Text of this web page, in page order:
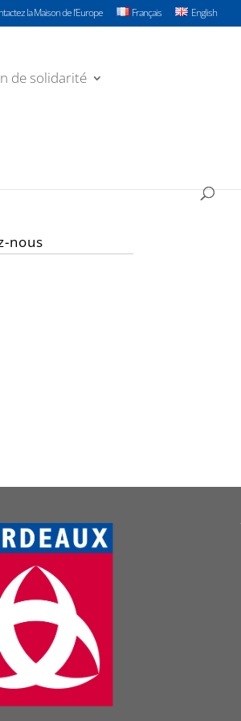
la Maison de l’Europe Français English
de solidarité
nous